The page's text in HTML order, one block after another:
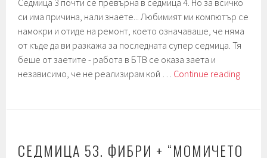
Find
Them”
си има причина, нали знаете... Любимият ми компютър се
намокри и отиде на ремонт, което означаваше, че няма
от къде да ви разкажа за последната супер седмица. Тя
беше от заетите - работа в БТВ се оказа заета и
независимо, че не реализирам кой … Continue reading
“La
СЕДМИЦА 53. ФИБРИ + “МОМИЧЕТО